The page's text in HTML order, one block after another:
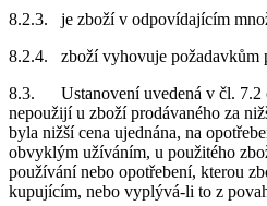
8.2.3. je zboží v odpovídajícím
8.2.4. zboží vyhovuje požadavkům
8.3. Ustanovení uvedená v čl. 7.2
nepoužijí u zboží prodávaného za
byla nižší cena ujednána, na
obvyklým užíváním, u použitého
používání nebo opotřebení, kterou
kupujícím, nebo vyplývá-li to z